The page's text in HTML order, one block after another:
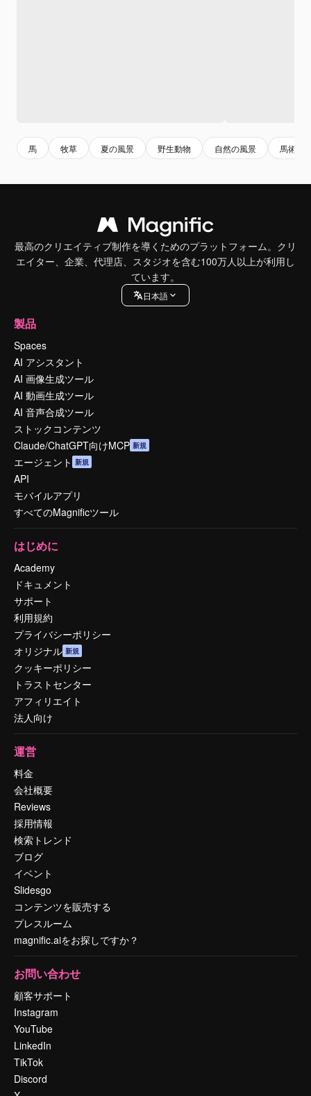
馬 牧草 夏の風景 野生動物 自然の風景 馬術
最高のクリエイティブ制作を導くためのプラットフォーム。クリ
エイター、企業、代理店、スタジオを含む100万人以上が利用し
ています。
日本語
製品
Spaces
AI アシスタント
AI 画像生成ツール
AI 動画生成ツール
AI 音声合成ツール
ストックコンテンツ
Claude/ChatGPT向けMCP 新規
エージェント 新規
API
モバイルアプリ
すべてのMagnificツール
はじめに
Academy
ドキュメント
サポート
利用規約
プライバシーポリシー
オリジナル 新規
クッキーポリシー
トラストセンター
アフィリエイト
法人向け
運営
料金
会社概要
Reviews
採用情報
検索トレンド
ブログ
イベント
Slidesgo
コンテンツを販売する
プレスルーム
magnific.aiをお探しですか？
お問い合わせ
顧客サポート
Instagram
YouTube
LinkedIn
TikTok
Discord